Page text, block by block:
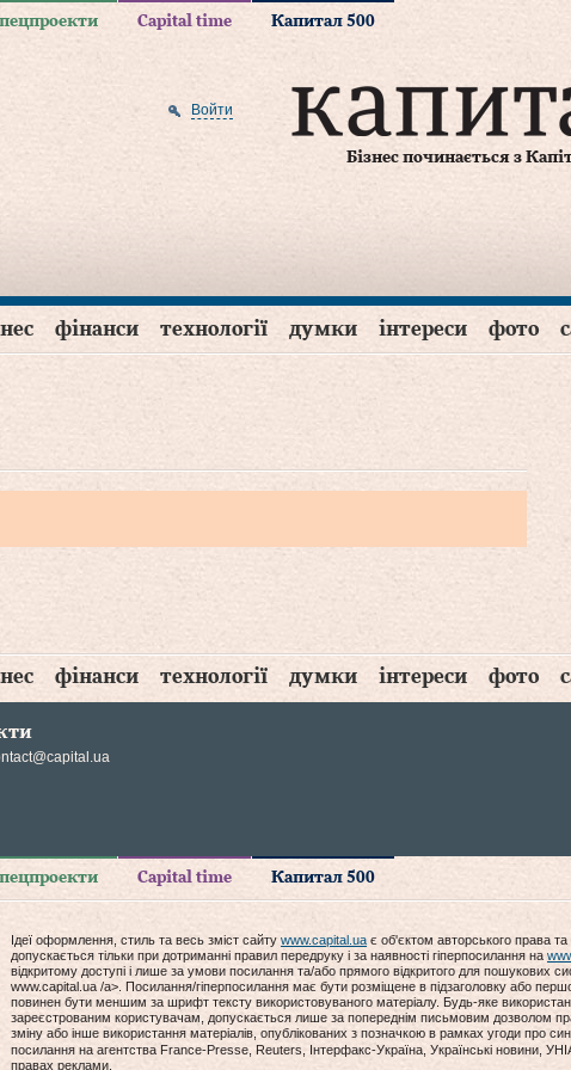
Capital time Капитал 500
Бізнес починається з
Войти
фінанси технології думки інтереси фото
фінанси технології думки інтереси фото
Capital time Капитал 500
Ідеї оформлення, стиль та весь зміст сайту www.capital.ua є об'єктом авторського права
допускається тільки при дотриманні правил передруку і за наявності гіперпосилання на
відкритому доступі і лише за умови посилання та/або прямого відкритого для пошукових
www.capital.ua /a>. Посилання/гіперпосилання має бути розміщене в підзаголовку або
повинен бути меншим за шрифт тексту використовуваного матеріалу. Будь-яке
зареєстрованим користувачам, допускається лише за попереднім письмовим дозволом
зміну або інше використання матеріалів, опублікованих з позначкою в рамках угоди про
посилання на агентства France-Presse, Reuters, Інтерфакс-Україна, Українські новини,
правах реклами.